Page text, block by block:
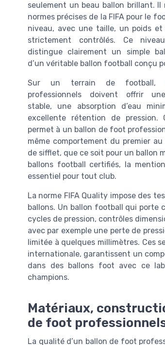
seulement un beau ballon brillant. Il
normes précises de la FIFA pour le
niveau, avec une taille, un poids
strictement contrôlés. Ce niveau
distingue clairement un simple
d’un véritable ballon football conçu
Sur un terrain de football,
professionnels doivent offrir
stable, une absorption d’eau
excellente rétention de pression.
permet à un ballon de foot
même comportement du premier
de sifflet, que ce soit pour un ballon
ballons football certifiés, la
essentiel pour tout club.
La norme FIFA Quality impose des
ballons. Un ballon football qui porte
cycles de pression, contrôles
avec par exemple une perte de
limitée à quelques millimètres. Ces
internationale, garantissent un
dans des ballons foot avec ce
champions.
Matériaux,
de foot
La qualité d’un ballon de foot